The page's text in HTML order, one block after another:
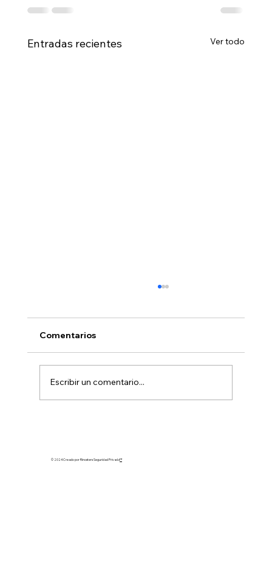
Entradas recientes Ver todo
Guardias de seguridad empresariales
Comentarios
Escribir un comentario...
© 2024 Creado por Rinosters Seguridad Privada™